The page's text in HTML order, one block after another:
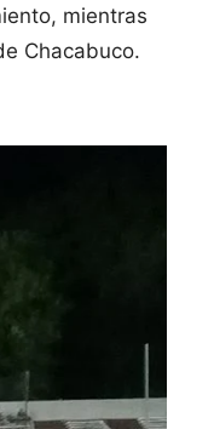
mientras
Chacabuco.